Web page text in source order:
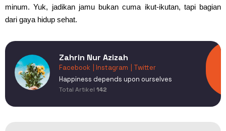
minum. Yuk, jadikan jamu bukan cuma ikut-ikutan, tapi bagian
dari gaya hidup sehat.
Zahrin Nur Azizah
Facebook | Instagram
| Twitter
Happiness depends upon ourselves
Total Artikel 142